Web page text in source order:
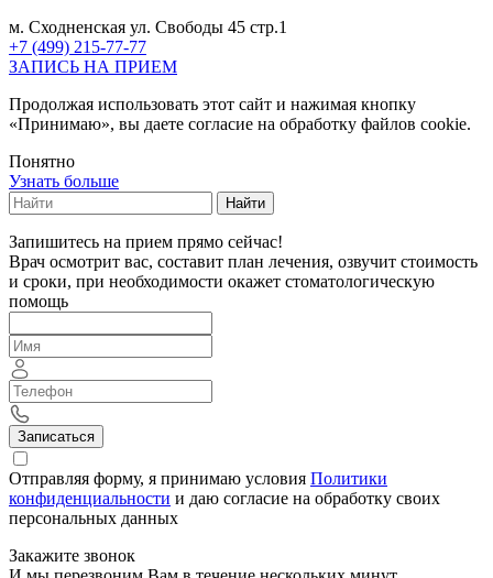
м. Сходненская ул. Свободы 45 стр.1
+7 (499) 215-77-77
ЗАПИСЬ НА ПРИЕМ
Продолжая использовать этот сайт и нажимая кнопку
«Принимаю», вы даете согласие на обработку файлов cookie.
Понятно
Узнать больше
Найти
Запишитесь на прием прямо сейчас!
Врач осмотрит вас, составит план лечения, озвучит стоимость
и сроки, при необходимости окажет стоматологическую
помощь
Записаться
Отправляя форму, я принимаю условия Политики
конфиденциальности и даю согласие на обработку своих
персональных данных
Закажите звонок